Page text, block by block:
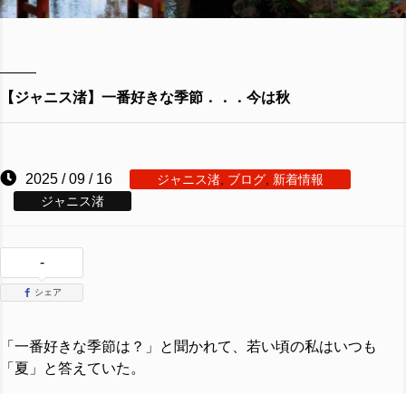
【ジャニス渚】一番好きな季節．．．今は秋
2025 / 09 / 16 ジャニス渚 ブログ 新着情報
ジャニス渚
-
シェア
「一番好きな季節は？」と聞かれて、若い頃の私はいつも
「夏」と答えていた。